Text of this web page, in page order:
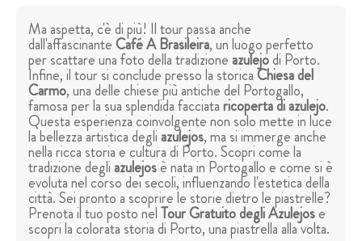
Ma aspetta, c'è di più! Il tour passa anche
dall'affascinanteCafé A Brasileira, un luogo perfetto
per scattare una foto della tradizione azulejodi Porto.
Infine, il tour si conclude presso la storicaChiesa del
Carmo, una delle chiese più antiche del Portogallo,
famosa per la sua splendida facciataricoperta di azulejo.
Questa esperienza coinvolgente non solo mette in luce
la bellezza artistica degli azulejos, ma si immerge anche
nella ricca storia e cultura di Porto. Scopri come la
tradizione degli azulejosè nata in Portogallo e come si è
evoluta nel corso dei secoli, influenzando l'estetica della
città. Sei pronto a scoprire le storie dietro le piastrelle?
Prenota il tuo posto nelTour Gratuito degli Azulejose
scopri la colorata storia di Porto, una piastrella alla volta.